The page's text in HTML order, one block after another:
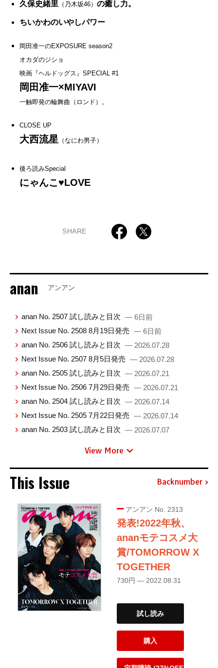
久保史緒里 （乃木坂46） の癒し力。
ちいかわのいやしパワー
岡田准一のEXPOSURE season2
オカダのジショ
映画『ヘルドッグス』SPECIAL #1
岡田准一×MIYAVI
一触即発の輪舞曲（ロンド）。
CLOSE UP
大西流星 （なにわ男子）
後ろ読みSpecial
にゃんこ♥LOVE
SHARE
anan アンアン
anan No. 2507 試し読みと目次 — 6日前
Next Issue No. 2508 8月19日発売 — 6日前
anan No. 2506 試し読みと目次 — 2026.07.28
Next Issue No. 2507 8月5日発売 — 2026.07.28
anan No. 2505 試し読みと目次 — 2026.07.21
Next Issue No. 2506 7月29日発売 — 2026.07.21
anan No. 2504 試し読みと目次 — 2026.07.14
Next Issue No. 2505 7月22日発売 — 2026.07.14
anan No. 2503 試し読みと目次 — 2026.07.07
View More
This Issue Backnumber
アンアン No. 2313
発表!2022年秋、
ananモテコスメ大
賞/TOMORROW X
TOGETHER
730円 — 2022.08.31
試し読み
購入